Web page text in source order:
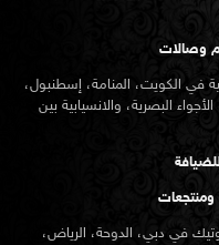
وصالات
في الكويت، المنامة، إسطنبول،
البصرية، والانسيابية بين
في دبي، الدوحة، الرياض،